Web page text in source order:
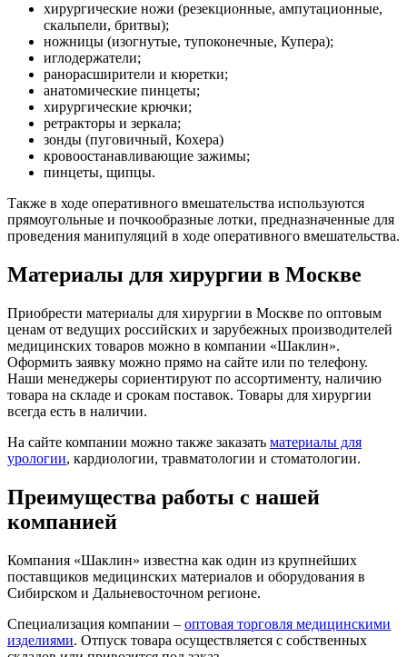
хирургические ножи (резекционные, ампутационные,
скальпели, бритвы);
ножницы (изогнутые, тупоконечные, Купера);
иглодержатели;
ранорасширители и кюретки;
анатомические пинцеты;
хирургические крючки;
ретракторы и зеркала;
зонды (пуговичный, Кохера)
кровоостанавливающие зажимы;
пинцеты, щипцы.
Также в ходе оперативного вмешательства используются
прямоугольные и почкообразные лотки, предназначенные для
проведения манипуляций в ходе оперативного вмешательства.
Материалы для хирургии в Москве
Приобрести материалы для хирургии в Москве по оптовым
ценам от ведущих российских и зарубежных производителей
медицинских товаров можно в компании «Шаклин».
Оформить заявку можно прямо на сайте или по телефону.
Наши менеджеры сориентируют по ассортименту, наличию
товара на складе и срокам поставок. Товары для хирургии
всегда есть в наличии.
На сайте компании можно также заказать материалы для
урологии, кардиологии, травматологии и стоматологии.
Преимущества работы с нашей
компанией
Компания «Шаклин» известна как один из крупнейших
поставщиков медицинских материалов и оборудования в
Сибирском и Дальневосточном регионе.
Специализация компании – оптовая торговля медицинскими
изделиями. Отпуск товара осуществляется с собственных